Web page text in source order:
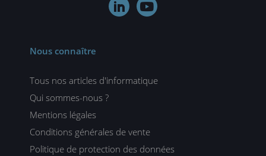
 
Nous connaître
Tous nos articles d'informatique
Qui sommes-nous ?
Mentions légales
Conditions générales de vente
Politique de protection des données